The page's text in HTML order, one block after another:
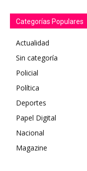
Categorías Populares
Actualidad
Sin categoría
Policial
Política
Deportes
Papel Digital
Nacional
Magazine